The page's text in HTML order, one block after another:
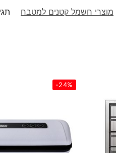
מוצרי חשמל קטנים למטבח
-24%